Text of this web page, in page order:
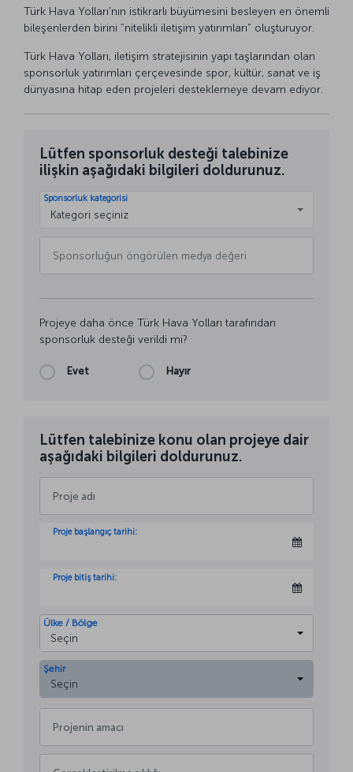
Türk Hava Yolları'nın istikrarlı büyümesini besleyen en önemli
bileşenlerden birini “nitelikli iletişim yatırımları” oluşturuyor.
Türk Hava Yolları, iletişim stratejisinin yapı taşlarından olan
sponsorluk yatırımları çerçevesinde spor, kültür, sanat ve iş
dünyasına hitap eden projeleri desteklemeye devam ediyor.
Lütfen sponsorluk desteği talebinize
ilişkin aşağıdaki bilgileri doldurunuz.
Sponsorluk kategorisi
Kategori seçiniz
Projeye daha önce Türk Hava Yolları tarafından
sponsorluk desteği verildi mi?
Evet Hayır
Lütfen talebinize konu olan projeye dair
aşağıdaki bilgileri doldurunuz.
Proje başlangıç tarihi:
Proje bitiş tarihi:
Ülke / Bölge
Seçin
Şehir
Seçin